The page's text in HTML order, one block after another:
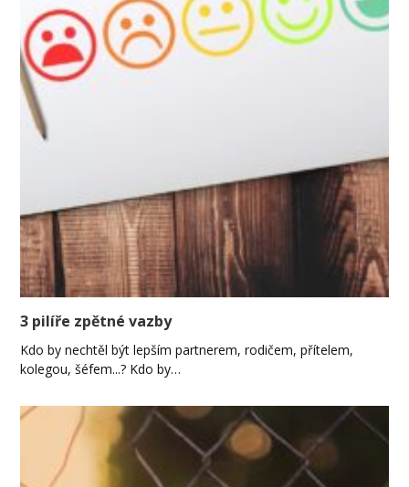
3 pilíře zpětné vazby
Kdo by nechtěl být lepším partnerem, rodičem, přítelem,
kolegou, šéfem...? Kdo by…